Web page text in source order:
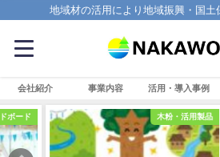
地域材の活用により地域振興・国土
会社紹介 事業内容 活用・導入事例
木粉・活用製品